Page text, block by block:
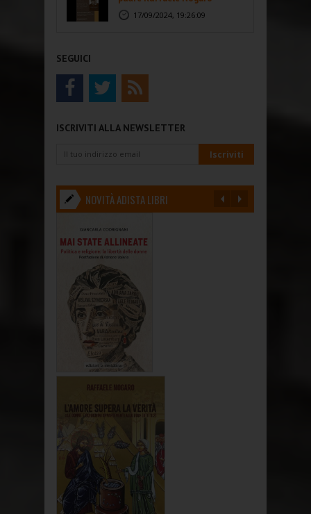
17/09/2024, 19:26:09
SEGUICI
ISCRIVITI ALLA NEWSLETTER
NOVITÀ ADISTA LIBRI